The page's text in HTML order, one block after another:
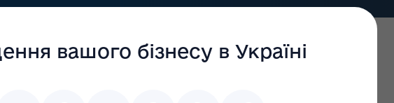
лікарських
Ринковий
Державні
Антикорупційний
портал